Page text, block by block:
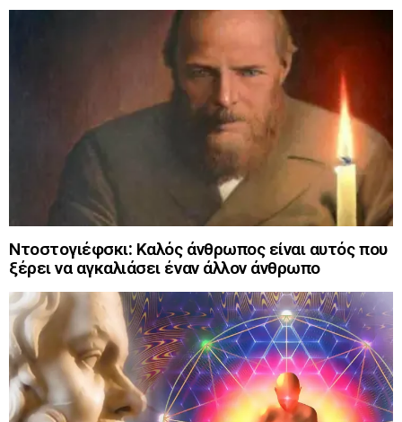
Ντοστογιέφσκι: Καλός άνθρωπος είναι αυτός που
ξέρει να αγκαλιάσει έναν άλλον άνθρωπο